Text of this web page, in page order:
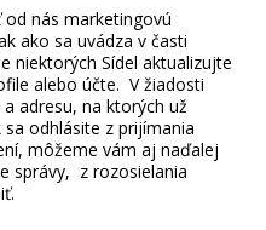
nás marketingovú
ako sa uvádza v časti
niektorých Sídel aktualizujte
alebo účte. V žiadosti
adresu, na ktorých už
odhlásite z prijímania
môžeme vám aj naďalej
správy, z rozosielania